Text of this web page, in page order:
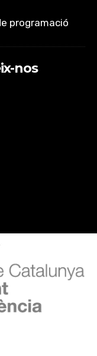
programació
nos